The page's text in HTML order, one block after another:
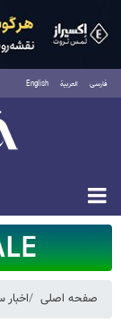
فارسی العربية English
صفحه اصلی